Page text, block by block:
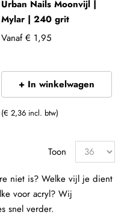
Urban Nails Moonvijl |
Mylar | 240 grit
Vanaf € 1,95
+ In winkelwagen
(€ 2,36 incl. btw)
Toon
niet is? Welke vijl je dient
voor acryl? Wij
snel verder.